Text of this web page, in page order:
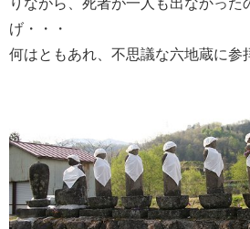
りながら、死者が一人も出なかった
げ・・・
何はともあれ、不思議な六地蔵に参